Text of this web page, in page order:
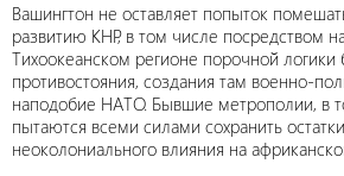
Вашингтон не оставляет попыток
развитию КНР, в том числе посредством
Тихоокеанском регионе порочной логики
противостояния, создания там военно-
наподобие НАТО. Бывшие метрополии, в
пытаются всеми силами сохранить
неоколониального влияния на